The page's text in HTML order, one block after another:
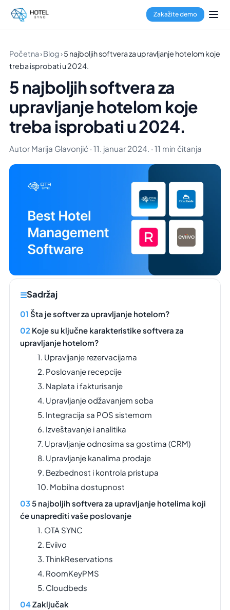
Zakažite demo
Početna›Blog›5 najboljih softvera za upravljanje hotelom koje
treba isprobati u 2024.
5 najboljih softvera za
upravljanje hotelom koje
treba isprobati u 2024.
Autor Marija Glavonjić · 11. januar 2024. · 11 min čitanja
Sadržaj
Šta je softver za upravljanje hotelom?
Koje su ključne karakteristike softvera za
upravljanje hotelom?
1. Upravljanje rezervacijama
2. Poslovanje recepcije
3. Naplata i fakturisanje
4. Upravljanje odžavanjem soba
5. Integracija sa POS sistemom
6. Izveštavanje i analitika
7. Upravljanje odnosima sa gostima (CRM)
8. Upravljanje kanalima prodaje
9. Bezbednost i kontrola pristupa
10. Mobilna dostupnost
5 najboljih softvera za upravljanje hotelima koji
će unaprediti vaše poslovanje
1. OTA SYNC
2. Eviivo
3. ThinkReservations
4. RoomKeyPMS
5. Cloudbeds
Zaključak